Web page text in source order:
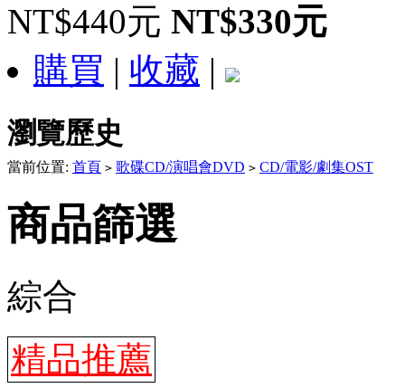
NT$440元 NT$330元
購買 | 收藏 |
瀏覽歷史
當前位置: 首頁 > 歌碟CD/演唱會DVD > CD/電影/劇集OST
商品篩選
綜合
精品推薦